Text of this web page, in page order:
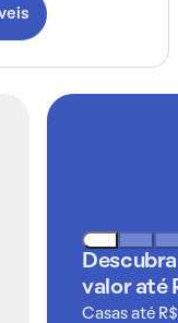
valor até
Casas até